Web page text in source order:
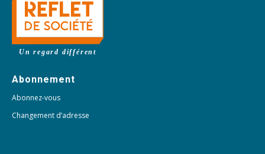
Un regard différent
Abonnement
Abonnez-vous
Changement d’adresse